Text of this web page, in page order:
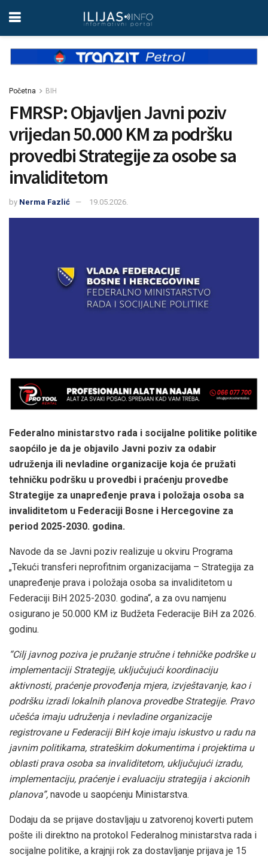
Početna BIH
FMRSP: Objavljen Javni poziv
vrijedan 50.000 KM za podršku
provedbi Strategije za osobe sa
invaliditetom
by Nerma Fazlić 19.05.2026.
Federalno ministarstvo rada i socijalne politike politike
saopćilo je da je objavilo Javni poziv za odabir
udruženja ili nevladine organizacije koja će pružati
tehničku podršku u provedbi i praćenju provedbe
Strategije za unapređenje prava i položaja osoba sa
invaliditetom u Federaciji Bosne i Hercegovine za
period 2025-2030. godina.
Navode da se Javni poziv realizuje u okviru Programa
„Tekući transferi neprofitnim organizacijama – Strategija za
unapređenje prava i položaja osoba sa invaliditetom u
Federaciji BiH 2025-2030. godina“, a za ovu namjenu
osigurano je 50.000 KM iz Budžeta Federacije BiH za 2026.
godinu.
“Cilj javnog poziva je pružanje stručne i tehničke podrške u
implementaciji Strategije, uključujući koordinaciju
aktivnosti, praćenje provođenja mjera, izvještavanje, kao i
podršku izradi lokalnih planova provedbe Strategije. Pravo
učešća imaju udruženja i nevladine organizacije
registrovane u Federaciji BiH koje imaju iskustvo u radu na
javnim politikama, strateškim dokumentima i projektima u
oblasti prava osoba sa invaliditetom, uključujući izradu,
implementaciju, praćenje i evaluaciju strategija i akcionih
planova”, navode u saopćenju Ministarstva.
Dodaju da se prijave dostavljaju u zatvorenoj koverti putem
pošte ili direktno na protokol Federalnog ministarstva rada i
socijalne politike, a krajnji rok za dostavljanje prijava je 15